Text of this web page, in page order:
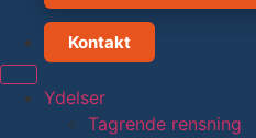
Kontakt
Ydelser
Tagrende rensning